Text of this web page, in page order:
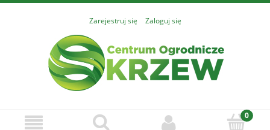
Zarejestruj się Zaloguj się